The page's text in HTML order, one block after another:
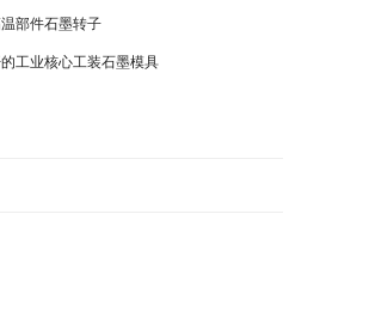
部件石墨转子
工业核心工装石墨模具